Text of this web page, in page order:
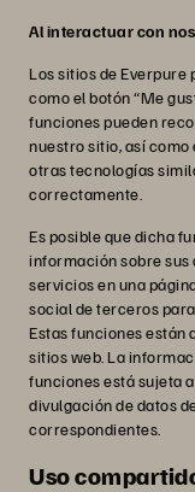
Al interactuar con
Los sitios de Everpure
como el botón “Me
funciones pueden
nuestro sitio, así como
otras tecnologías
correctamente.
Es posible que dicha
información sobre
servicios en una
social de terceros
Estas funciones están
sitios web. La
funciones está sujeta
divulgación de datos
correspondientes.
Uso